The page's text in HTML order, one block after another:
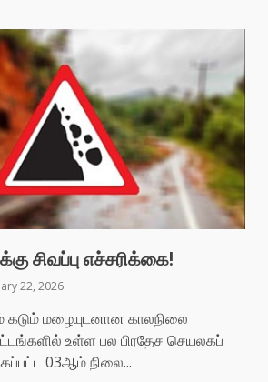
சிவப்பு எச்சரிக்கை!
22, 2026
கடும் மழையுடனான காலநிலை
உள்ள பல பிரதேச செயலகப்
03ஆம் நிலை...